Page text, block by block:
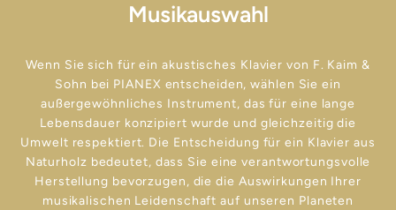
Musikauswahl
Wenn Sie sich für ein akustisches Klavier von F. Kaim &
Sohn bei PIANEX entscheiden, wählen Sie ein
außergewöhnliches Instrument, das für eine lange
Lebensdauer konzipiert wurde und gleichzeitig die
Umwelt respektiert. Die Entscheidung für ein Klavier aus
Naturholz bedeutet, dass Sie eine verantwortungsvolle
Herstellung bevorzugen, die die Auswirkungen Ihrer
musikalischen Leidenschaft auf unseren Planeten